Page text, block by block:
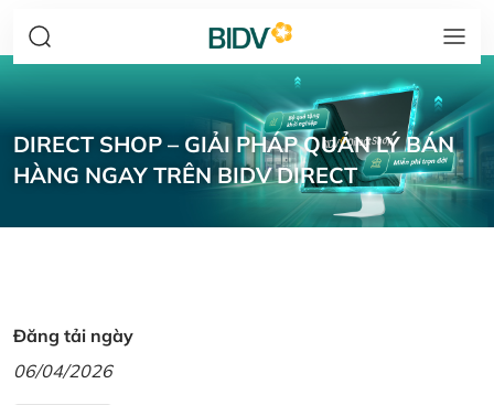
DIRECT SHOP – GIẢI PHÁP QUẢN LÝ BÁN
HÀNG NGAY TRÊN BIDV DIRECT
Đăng tải ngày
06/04/2026